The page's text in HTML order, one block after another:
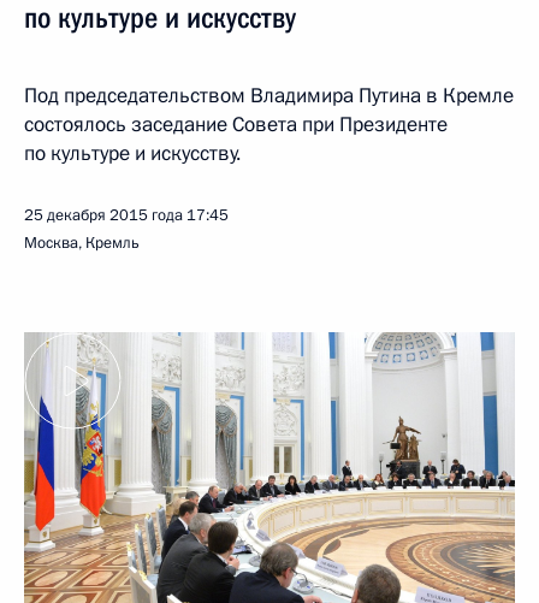
по культуре и искусству
Под председательством Владимира Путина в Кремле
состоялось заседание Совета при Президенте
по культуре и искусству.
25 декабря 2015 года 17:45
Москва, Кремль